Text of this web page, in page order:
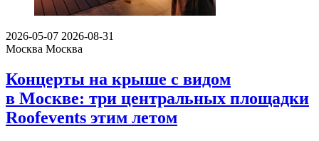
2026-05-07 2026-08-31
Москва Москва
Концерты на крыше с видом
в Москве: три центральных площадки
Roofevents этим летом